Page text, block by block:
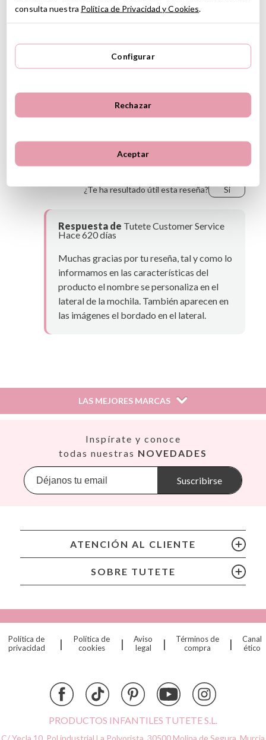
Productos Infantiles Tutete S.L.
dpd@tutete.com
4
0
1
Ordenar
Más recientes
Lo más útil
Valoraciones más altas
💯👌
¿Te ha resultado útil esta reseña? Si
Respuesta de Tutete Customer Service
Hace 620 días
Muchas gracias por tu reseña, tal y como lo
informamos en las características del
producto el nombre se personaliza en el
lateral de la mochila. También aparecen en
las imágenes el bordado en el lateral.
LAS MEJORES MARCAS
Banwood
BIBS
Cristina de Jos'h
Djeco
Inspírate y conoce
todas nuestras NOVEDADES
Suscribirse
ATENCIÓN AL CLIENTE
SOBRE TUTETE
Política de
privacidad
|
Política de
cookies
|
Aviso
legal
|
Términos de
compra
|
Canal
ético
PRODUCTOS INFANTILES TUTETE S.L.
consulta nuestra Política de Privacidad y Cookies
Configurar
Rechazar
Aceptar